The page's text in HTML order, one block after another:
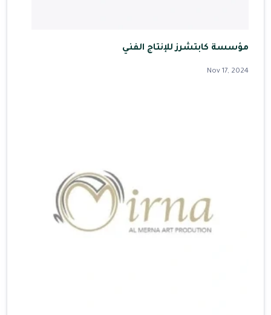
مؤسسة كابتشرز للإنتاج الفني
Nov 17, 2024